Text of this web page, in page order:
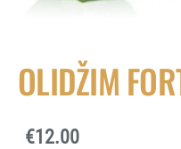
OLIDŽIM
€12.00